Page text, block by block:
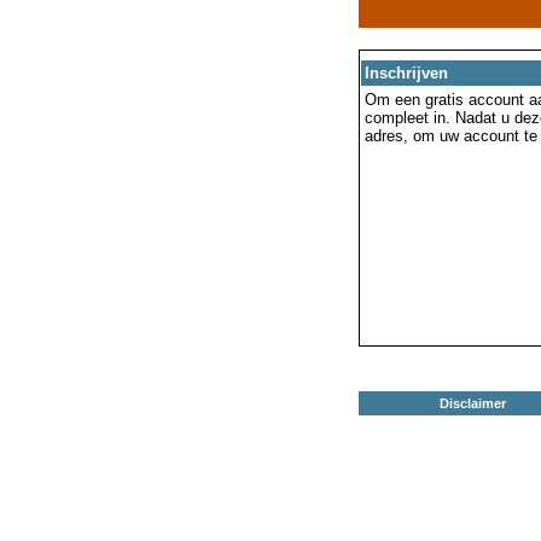
Inschrijven
Om een gratis account
compleet in. Nadat u
adres, om uw account
Disclaimer